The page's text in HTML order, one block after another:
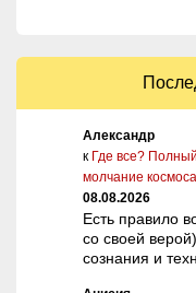
Александр
к Где все?
молчание
08.08.2026
Есть правило
со своей
сознания и